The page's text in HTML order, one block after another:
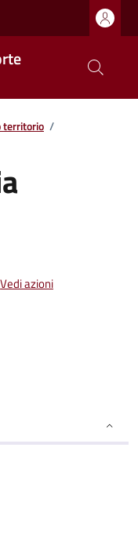
territorio /
Vedi azioni